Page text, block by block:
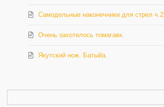
Самодельные наконечники для стрел ч.2
Очень захотелось томагавк.
Якутский нож. Батыйа.